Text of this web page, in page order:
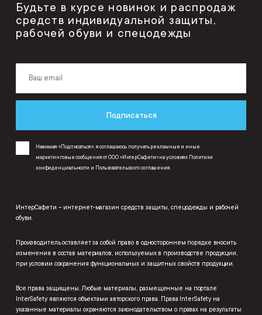
Будьте в курсе новинок и распродаж
средств индивидуальной защиты,
рабочей обуви и спецодежды
Подписаться
Нажимая «Подписаться», я соглашаюсь получать рекламные и иные
маркетинговые сообщения от ООО «ИнтерСафети» на условиях Политики
конфиденциальности и Пользовательского соглашения
ИнтерСафети – интернет-магазин средств защиты, спецодежды и рабочей
обуви.
Производитель оставляет за собой право в одностороннем порядке вносить
изменения в состав материалов, используемых в производстве продукции,
при условии сохранения функциональных и защитных свойств продукции.
Все права защищены. Любые материалы, размещенные на портале
InterSafety являются объектами авторского права. Права InterSafety на
указанные материалы охраняются законодательством о правах на результаты